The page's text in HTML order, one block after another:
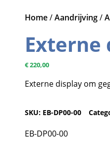
Home/Aandrijving/
Externe
€220,00
Externe display om
SKU: EB-DP00-00
EB-DP00-00